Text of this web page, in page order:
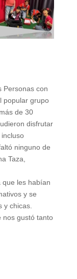
Personas con
popular grupo
de 30
disfrutar
ninguno de
Taza,
que les habían
y se
y chicas.
nos gustó tanto